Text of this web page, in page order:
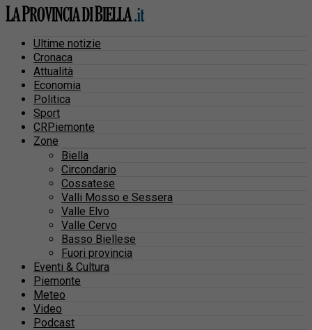
Ultime notizie
Cronaca
Attualità
Economia
Politica
Sport
CRPiemonte
Zone
Biella
Circondario
Cossatese
Valli Mosso e Sessera
Valle Elvo
Valle Cervo
Basso Biellese
Fuori provincia
Eventi & Cultura
Piemonte
Meteo
Video
Podcast